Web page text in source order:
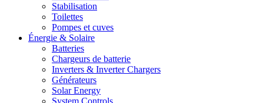
Stabilisation
Toilettes
Pompes et cuves
Énergie & Solaire
Batteries
Chargeurs de batterie
Inverters & Inverter Chargers
Générateurs
Solar Energy
System Controls